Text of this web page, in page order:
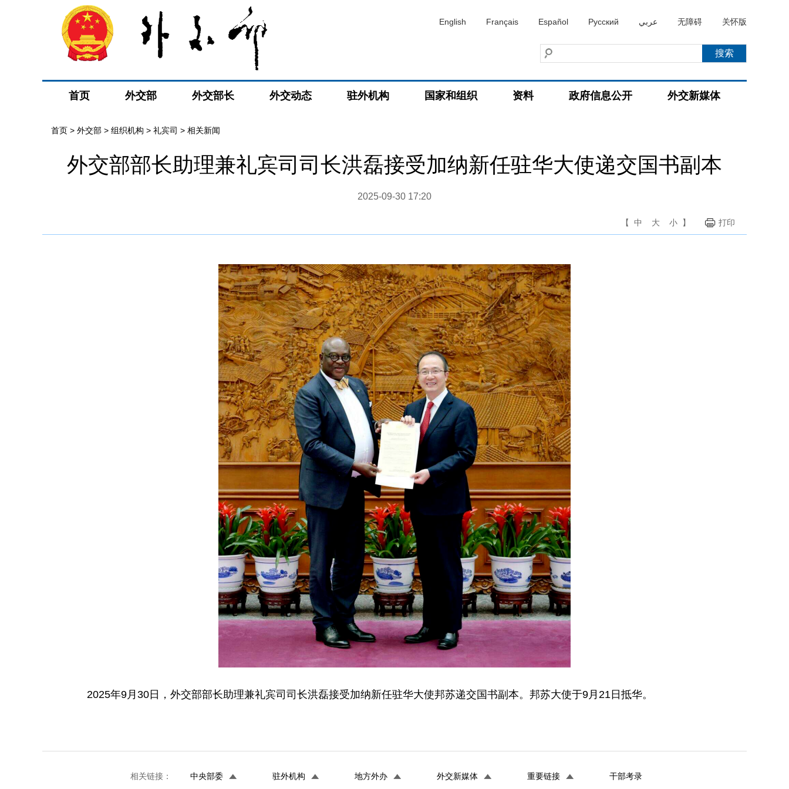
English Français Español Русский عربي 无障碍 关怀版
首页 外交部 外交部长 外交动态 驻外机构 国家和组织 资料 政府信息公开 外交新媒体
首页 > 外交部 > 组织机构 > 礼宾司 > 相关新闻
外交部部长助理兼礼宾司司长洪磊接受加纳新任驻华大使递交国书副本
2025-09-30 17:20
【 中 大 小 】 打印
2025年9月30日，外交部部长助理兼礼宾司司长洪磊接受加纳新任驻华大使邦苏递交国书副本。邦苏大使于9月21日抵华。
相关链接： 中央部委 驻外机构 地方外办 外交新媒体 重要链接 干部考录